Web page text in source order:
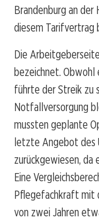
Brandenburg an der
diesem Tarifvertrag
Die
bezeichnet.
führte der Streik zu
Notfallversorgung
mussten geplante
letzte Angebot des
zurückgewiesen, da
Eine
Pflegefachkraft mit
von zwei Jahren